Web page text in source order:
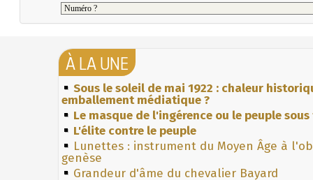
À LA UNE
Sous le soleil de mai 1922 : chaleur
emballement médiatique ?
Le masque de l'ingérence ou le peuple
L'élite contre le peuple
Lunettes : instrument du Moyen Âge à
genèse
Grandeur d'âme du chevalier Bayard